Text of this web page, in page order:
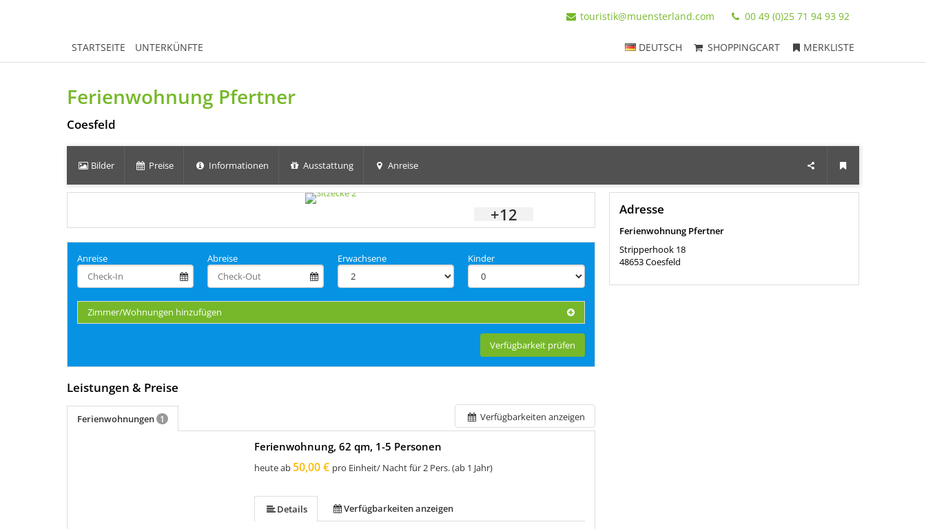
touristik@muensterland.com 00 49 (0)25 71 94 93 92
DEUTSCH SHOPPINGCART MERKLISTE
STARTSEITE UNTERKÜNFTE
Ferienwohnung Pfertner
Coesfeld
Bilder Preise Informationen Ausstattung Anreise
+12
Anreise Abreise Erwachsene Kinder
Zimmer/Wohnungen hinzufügen
Verfügbarkeit prüfen
Verfügbarkeiten anzeigen
Leistungen & Preise
Ferienwohnungen 1
Ferienwohnung, 62 qm, 1-5 Personen
heute ab50,00 € pro Einheit/ Nacht für 2 Pers. (ab 1 Jahr)
Details Verfügbarkeiten anzeigen
Adresse
Ferienwohnung Pfertner
Stripperhook 18
48653Coesfeld